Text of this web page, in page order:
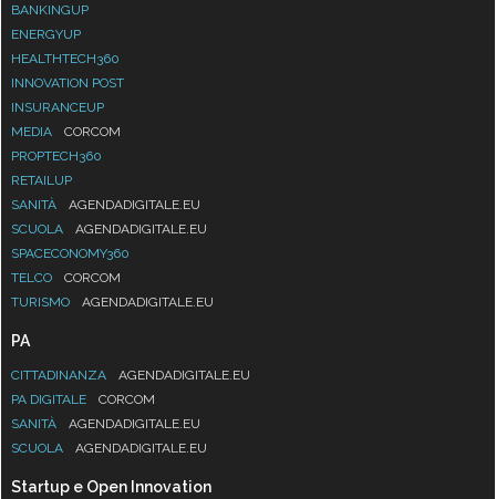
BANKINGUP
ENERGYUP
HEALTHTECH360
INNOVATION POST
INSURANCEUP
MEDIA
CORCOM
PROPTECH360
RETAILUP
SANITÀ
AGENDADIGITALE.EU
SCUOLA
AGENDADIGITALE.EU
SPACECONOMY360
TELCO
CORCOM
TURISMO
AGENDADIGITALE.EU
PA
CITTADINANZA
AGENDADIGITALE.EU
PA DIGITALE
CORCOM
SANITÀ
AGENDADIGITALE.EU
SCUOLA
AGENDADIGITALE.EU
Startup e Open Innovation